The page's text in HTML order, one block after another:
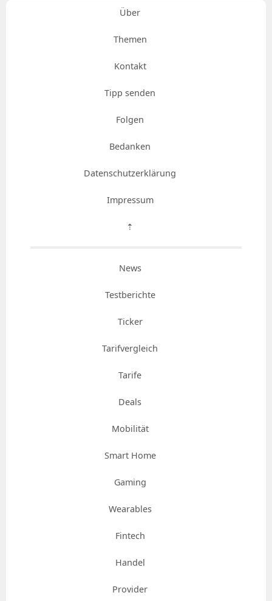
Über
Themen
Kontakt
Tipp senden
Folgen
Bedanken
Datenschutzerklärung
Impressum
⇡
News
Testberichte
Ticker
Tarifvergleich
Tarife
Deals
Mobilität
Smart Home
Gaming
Wearables
Fintech
Handel
Provider